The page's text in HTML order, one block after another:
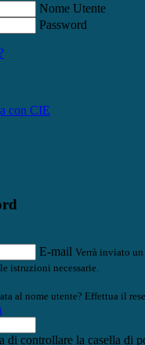
Nome Utente
Password
con CIE
E-mail Verrà inviato un
istruzioni necessarie.
al nome utente? Effettua il
di controllare la casella di